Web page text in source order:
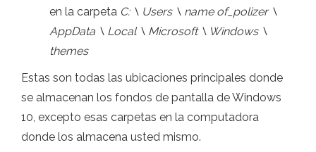
en la carpeta C: \ Users \ name of_polizer \
AppData \ Local \ Microsoft \ Windows \
themes
Estas son todas las ubicaciones principales donde
se almacenan los fondos de pantalla de Windows
10, excepto esas carpetas en la computadora
donde los almacena usted mismo.